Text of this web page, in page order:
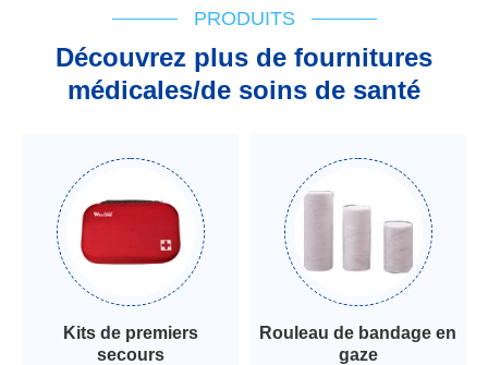
PRODUITS
Découvrez plus de fournitures
médicales/de soins de santé
Kits de premiers
secours
Rouleau de bandage en
gaze